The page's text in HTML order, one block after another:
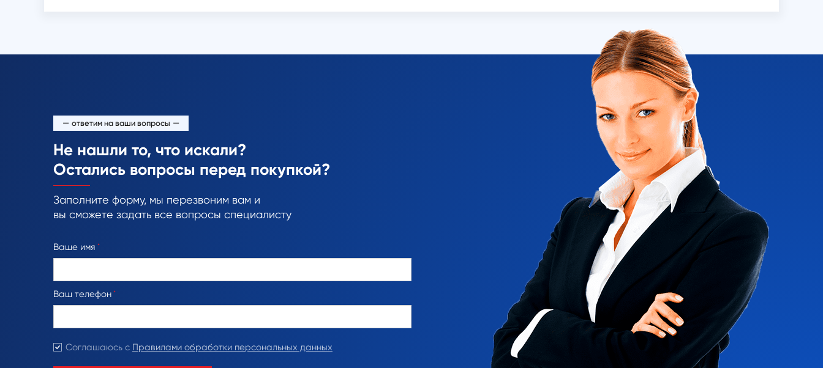
— ответим на ваши вопросы —
Не нашли то, что искали?
Остались вопросы перед покупкой?
Заполните форму, мы перезвоним вам и
вы сможете задать все вопросы специалисту
Ваше имя *
Ваш телефон *
Соглашаюсь с Правилами обработки персональных данных